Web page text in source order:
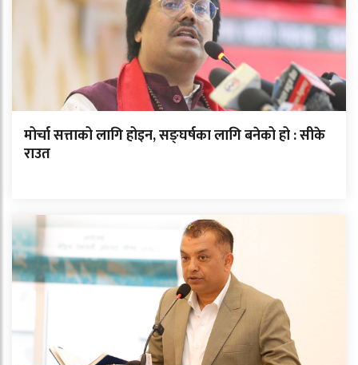
मोर्चा सत्ताको लागि होइन, सङ्घर्षका लागि बनेको हो : सीके
राउत